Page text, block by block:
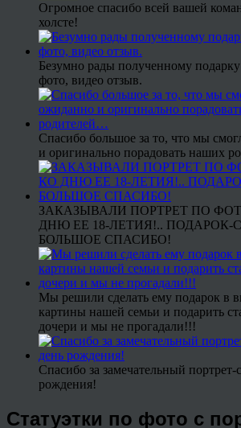
Огромное спасибо всей вашей
холсте!
Безумно рады полученному
фото, видео отзыв.
Спасибо большое за то, что мы
и оригинально порадовать наших
ЗАКАЗЫВАЛИ ПОРТРЕТ ПО
ДНЮ ЕЕ 18-ЛЕТИЯ!.. ПОДАРОК-
БОЛЬШОЕ СПАСИБО!
Мы решили сделать ему подарок в
картины нашей семьи и подарить
дочери и мы не прогадали!!!
Спасибо за замечательный
рождения!
Статуэтки по фото с